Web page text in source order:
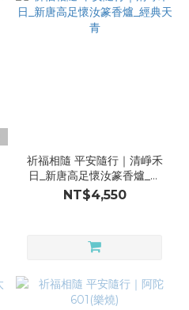
祈福相隨 平安隨行｜清崢禾
日_新唐高足懷汝篆香爐_經
典天青
NT$4,550